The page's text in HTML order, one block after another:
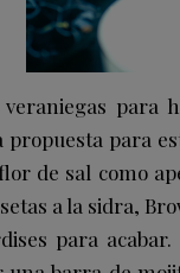
veraniegas para
propuesta para
de sal como
a la sidra,
para